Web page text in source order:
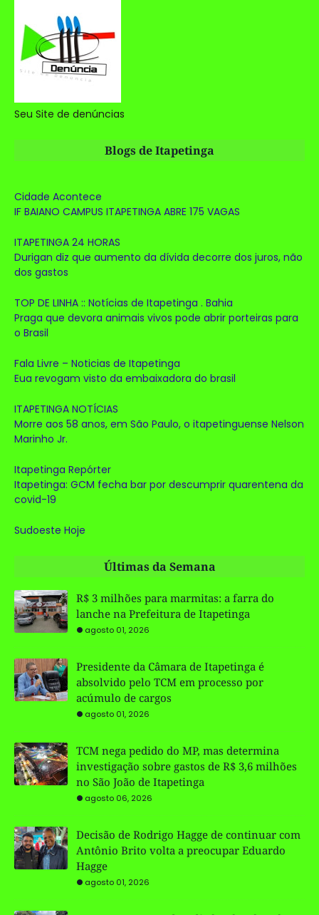
Seu Site de denúncias
Blogs de Itapetinga
Cidade Acontece
IF BAIANO CAMPUS ITAPETINGA ABRE 175 VAGAS
ITAPETINGA 24 HORAS
Durigan diz que aumento da dívida decorre dos juros, não
dos gastos
TOP DE LINHA :: Notícias de Itapetinga . Bahia
Praga que devora animais vivos pode abrir porteiras para
o Brasil
Fala Livre – Noticias de Itapetinga
Eua revogam visto da embaixadora do brasil
ITAPETINGA NOTÍCIAS
Morre aos 58 anos, em São Paulo, o itapetinguense Nelson
Marinho Jr.
Itapetinga Repórter
Itapetinga: GCM fecha bar por descumprir quarentena da
covid-19
Sudoeste Hoje
Últimas da Semana
R$ 3 milhões para marmitas: a farra do
lanche na Prefeitura de Itapetinga
agosto 01, 2026
Presidente da Câmara de Itapetinga é
absolvido pelo TCM em processo por
acúmulo de cargos
agosto 01, 2026
TCM nega pedido do MP, mas determina
investigação sobre gastos de R$ 3,6 milhões
no São João de Itapetinga
agosto 06, 2026
Decisão de Rodrigo Hagge de continuar com
Antônio Brito volta a preocupar Eduardo
Hagge
agosto 01, 2026